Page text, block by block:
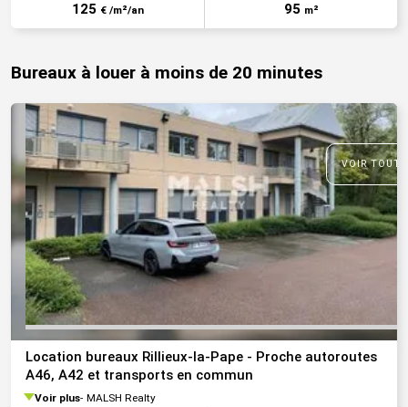
125 € /m²/an 95 m²
Bureaux à louer à moins de 20 minutes
VOIR
Location bureaux Rillieux-la-Pape - Proche autoroutes
A46, A42 et transports en commun
Voir plus MALSH Realty